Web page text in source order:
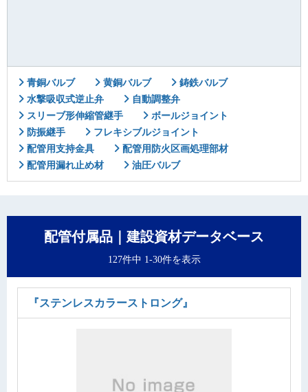
青銅バルブ 黄銅バルブ
鋳鉄バルブ
水撃吸収式逆止弁
自動調整弁
スリーブ形伸縮管継手
ボールジョイント
防振継手
フレキシブルジョイント
配管用支持金具
配管用防火区画処理部材
配管用漏れ止め材
油圧バルブ
配管付属品｜建設資材データベース
127件中 1-30件を表示
『ステンレスカラーストロング』